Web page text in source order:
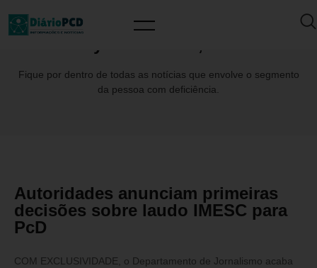
Fique por dentro de todas as notícias que envolve o segmento
da pessoa com deficiência.
Autoridades anunciam primeiras
decisões sobre laudo IMESC para
PcD
COM EXCLUSIVIDADE, o Departamento de Jornalismo acaba